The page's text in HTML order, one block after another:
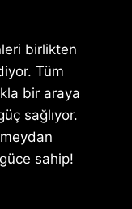
birlikten
Tüm
bir araya
sağlıyor.
sahip!